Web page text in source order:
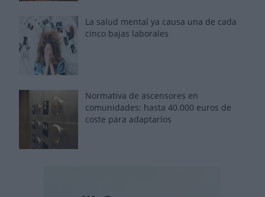
La salud mental ya causa una de cada
cinco bajas laborales
Normativa de ascensores en
comunidades: hasta 40.000 euros de
coste para adaptarlos